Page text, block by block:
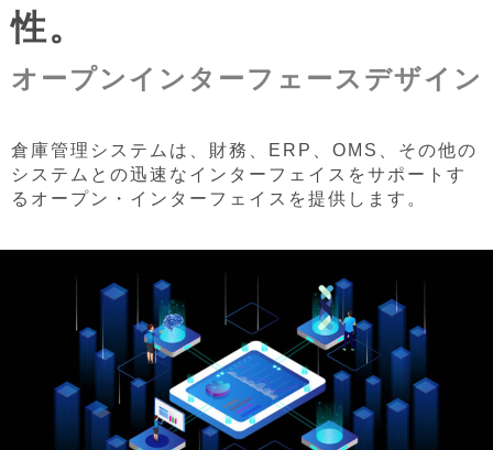
性。
オープンインターフェースデザイン
倉庫管理システムは、財務、ERP、OMS、その他の
システムとの迅速なインターフェイスをサポートす
るオープン・インターフェイスを提供します。